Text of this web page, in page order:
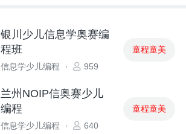
银川少儿信息学奥赛编
程班
信息学少儿编程 · 959
童程童美
兰州NOIP信奥赛少儿
编程
信息学少儿编程 · 640
童程童美